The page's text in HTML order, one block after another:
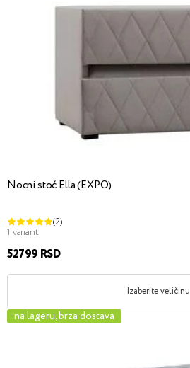
Nocni stoć Ella (EXPO)
(2)
1 variant
52799 RSD
Izaberite veličinu
na lageru, brza dostava